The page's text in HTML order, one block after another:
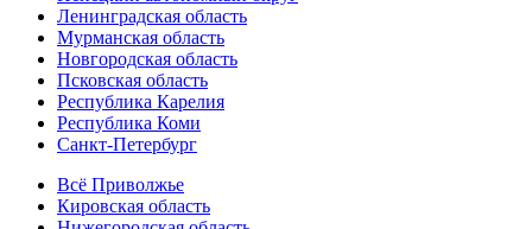
Ленинградская область
Мурманская область
Новгородская область
Псковская область
Республика Карелия
Республика Коми
Санкт-Петербург
Всё Приволжье
Кировская область